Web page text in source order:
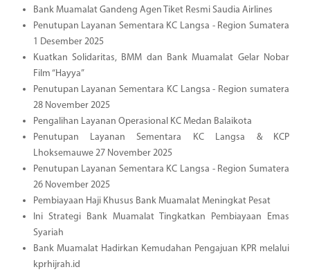
Bank Muamalat Gandeng Agen Tiket Resmi Saudia Airlines
Penutupan Layanan Sementara KC Langsa - Region Sumatera
1 Desember 2025
Kuatkan Solidaritas, BMM dan Bank Muamalat Gelar Nobar
Film “Hayya”
Penutupan Layanan Sementara KC Langsa - Region sumatera
28 November 2025
Pengalihan Layanan Operasional KC Medan Balaikota
Penutupan Layanan Sementara KC Langsa & KCP
Lhoksemauwe 27 November 2025
Penutupan Layanan Sementara KC Langsa - Region Sumatera
26 November 2025
Pembiayaan Haji Khusus Bank Muamalat Meningkat Pesat
Ini Strategi Bank Muamalat Tingkatkan Pembiayaan Emas
Syariah
Bank Muamalat Hadirkan Kemudahan Pengajuan KPR melalui
kprhijrah.id